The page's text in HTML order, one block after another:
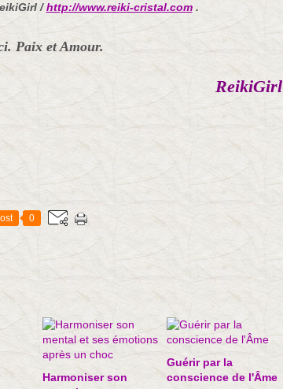
/http://www.reiki-cristal.com.
Paix et Amour.
ReikiGirl
0
Harmoniser son
Guérir par la
conscience de l'Âme